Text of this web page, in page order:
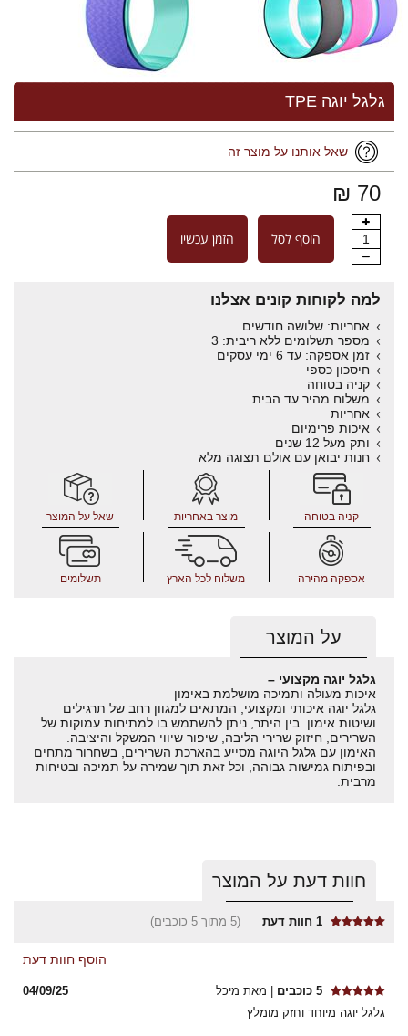
גלגל יוגה TPE
שאל אותנו על מוצר זה
70 ₪
1 הוסף לסל הזמן עכשיו
למה לקוחות קונים אצלנו
אחריות: שלושה חודשים
מספר תשלומים ללא ריבית: 3
זמן אספקה: עד 6 ימי עסקים
חיסכון כספי
קניה בטוחה
משלוח מהיר עד הבית
אחריות
איכות פרימיום
ותק מעל 12 שנים
חנות יבואן עם אולם תצוגה מלא
קניה בטוחה מוצר באחריות שאל על המוצר
אספקה מהירה משלוח לכל הארץ תשלומים
על המוצר
גלגל יוגה מקצועי –
איכות מעולה ותמיכה מושלמת באימון
גלגל יוגה איכותי ומקצועי, המתאים למגוון רחב של תרגילים
ושיטות אימון. בין היתר, ניתן להשתמש בו למתיחות עמוקות של
השרירים, חיזוק שרירי הליבה, שיפור שיווי המשקל והיציבה.
האימון עם גלגל היוגה מסייע בהארכת השרירים, בשחרור מתחים
ובפיתוח גמישות גבוהה, וכל זאת תוך שמירה על תמיכה ובטיחות
מרבית.
חוות דעת על המוצר
1 חוות דעת (5 מתוך 5 כוכבים)
הוסף חוות דעת
5 כוכבים | מאת מיכל
04/09/25
גלגל יוגה מיוחד וחזק מומלץ